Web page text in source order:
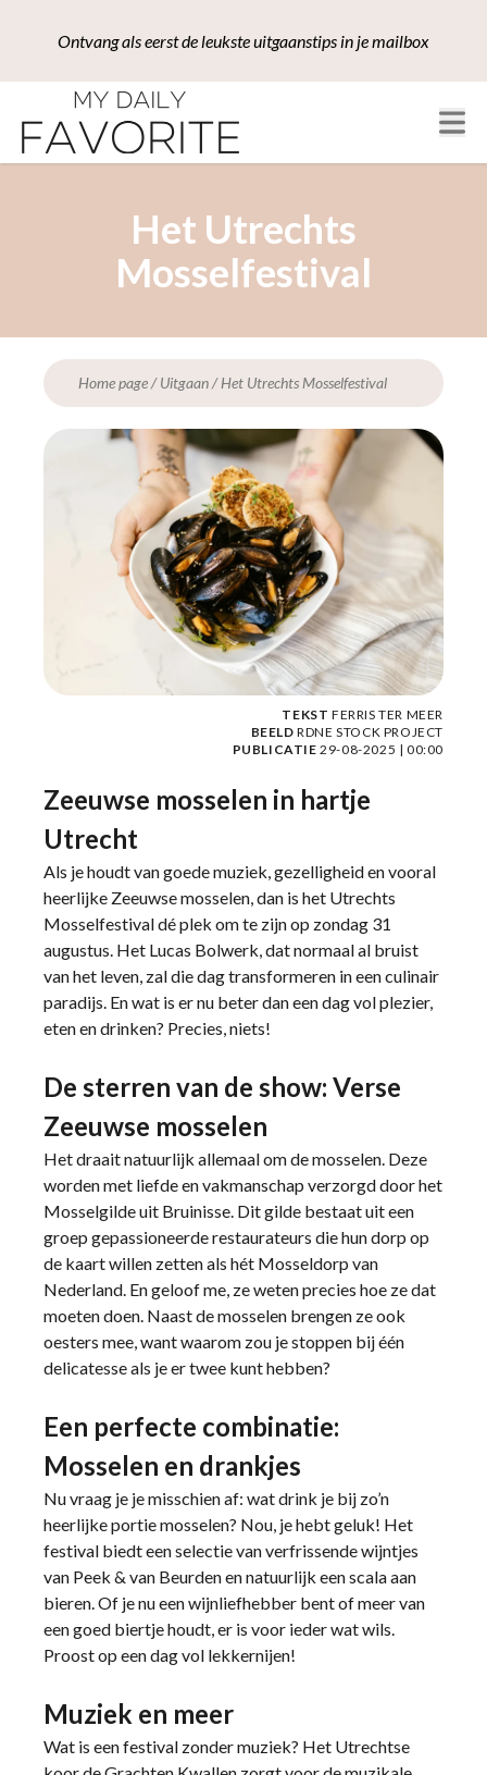
Ontvang als eerst de leukste uitgaanstips in je mailbox
Het Utrechts
Mosselfestival
Home page/Uitgaan/Het Utrechts Mosselfestival
TEKST FERRIS TER MEER
BEELDRDNE STOCK PROJECT
PUBLICATIE29-08-2025 | 00:00
Zeeuwse mosselen in hartje
Utrecht
Als je houdt van goede muziek, gezelligheid en vooral
heerlijke Zeeuwse mosselen, dan is het Utrechts
Mosselfestival dé plek om te zijn op zondag 31
augustus. Het Lucas Bolwerk, dat normaal al bruist
van het leven, zal die dag transformeren in een culinair
paradijs. En wat is er nu beter dan een dag vol plezier,
eten en drinken? Precies, niets!
De sterren van de show: Verse
Zeeuwse mosselen
Het draait natuurlijk allemaal om de mosselen. Deze
worden met liefde en vakmanschap verzorgd door het
Mosselgilde uit Bruinisse. Dit gilde bestaat uit een
groep gepassioneerde restaurateurs die hun dorp op
de kaart willen zetten als hét Mosseldorp van
Nederland. En geloof me, ze weten precies hoe ze dat
moeten doen. Naast de mosselen brengen ze ook
oesters mee, want waarom zou je stoppen bij één
delicatesse als je er twee kunt hebben?
Een perfecte combinatie:
Mosselen en drankjes
Nu vraag je je misschien af: wat drink je bij zo’n
heerlijke portie mosselen? Nou, je hebt geluk! Het
festival biedt een selectie van verfrissende wijntjes
van Peek & van Beurden en natuurlijk een scala aan
bieren. Of je nu een wijnliefhebber bent of meer van
een goed biertje houdt, er is voor ieder wat wils.
Proost op een dag vol lekkernijen!
Muziek en meer
Wat is een festival zonder muziek? Het Utrechtse